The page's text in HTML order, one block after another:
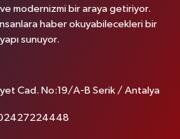
modernizmi bir araya getiriyor.
haber okuyabilecekleri bir
sunuyor.
Cad. No:19/A-B Serik / Antalya